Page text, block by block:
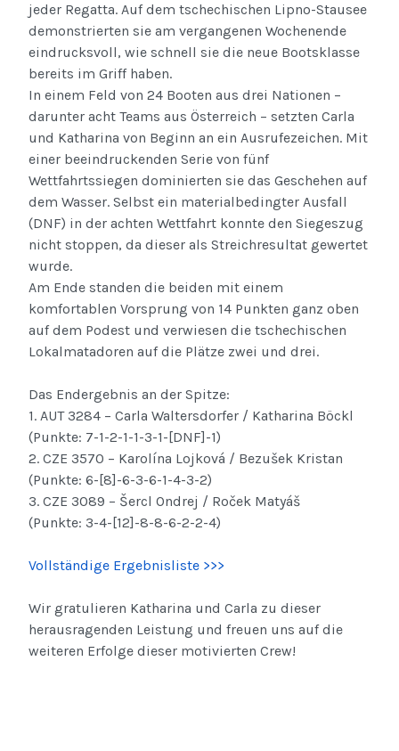
jeder Regatta. Auf dem tschechischen Lipno-Stausee
demonstrierten sie am vergangenen Wochenende
eindrucksvoll, wie schnell sie die neue Bootsklasse
bereits im Griff haben.
In einem Feld von 24 Booten aus drei Nationen –
darunter acht Teams aus Österreich – setzten Carla
und Katharina von Beginn an ein Ausrufezeichen. Mit
einer beeindruckenden Serie von fünf
Wettfahrtssiegen dominierten sie das Geschehen auf
dem Wasser. Selbst ein materialbedingter Ausfall
(DNF) in der achten Wettfahrt konnte den Siegeszug
nicht stoppen, da dieser als Streichresultat gewertet
wurde.
Am Ende standen die beiden mit einem
komfortablen Vorsprung von 14 Punkten ganz oben
auf dem Podest und verwiesen die tschechischen
Lokalmatadoren auf die Plätze zwei und drei.
Das Endergebnis an der Spitze:
1. AUT 3284 – Carla Waltersdorfer / Katharina Böckl
(Punkte: 7-1-2-1-1-3-1-[DNF]-1)
2. CZE 3570 – Karolína Lojková / Bezušek Kristan
(Punkte: 6-[8]-6-3-6-1-4-3-2)
3. CZE 3089 – Šercl Ondrej / Roček Matyáš
(Punkte: 3-4-[12]-8-8-6-2-2-4)
Vollständige Ergebnisliste >>>
Wir gratulieren Katharina und Carla zu dieser
herausragenden Leistung und freuen uns auf die
weiteren Erfolge dieser motivierten Crew!